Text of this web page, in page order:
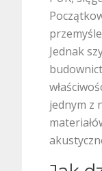
Jednak
jednym z